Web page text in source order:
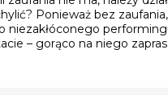
Ponieważ bez
niezakłóconego
– gorąco na niego